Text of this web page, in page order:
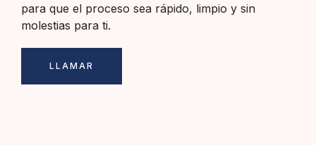
para que el proceso sea rápido, limpio y sin
molestias para ti.
LLAMAR